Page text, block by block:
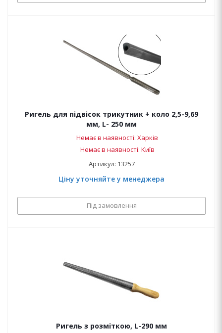
Ригель для підвісок трикутник + коло 2,5-9,69
мм, L- 250 мм
Немає в наявності: Харків
Немає в наявності: Київ
Артикул: 13257
Ціну уточняйте у менеджера
Під замовлення
Ригель з розміткою, L-290 мм